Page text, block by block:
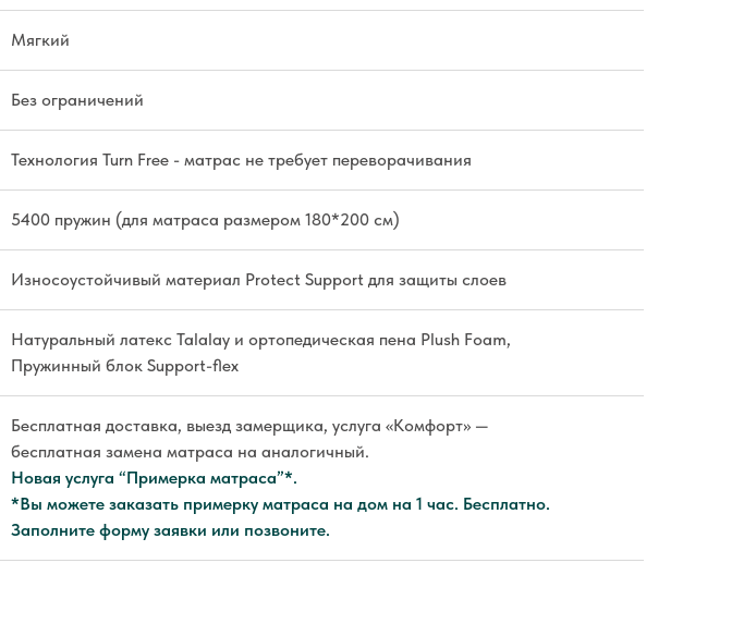
Мягкий
Без ограничений
Технология Turn Free - матрас не требует переворачивания
5400 пружин (для матраса размером 180*200 см)
Износоустойчивый материал Protect Support для защиты слоев
Натуральный латекс Talalay и ортопедическая пена Plush Foam,
Пружинный блок Support-flex
Бесплатная доставка, выезд замерщика, услуга «Комфорт» —
бесплатная замена матраса на аналогичный.
Новая услуга “Примерка матраса”*.
*Вы можете заказать примерку матраса на дом на 1 час. Бесплатно.
Заполните форму заявки или позвоните.